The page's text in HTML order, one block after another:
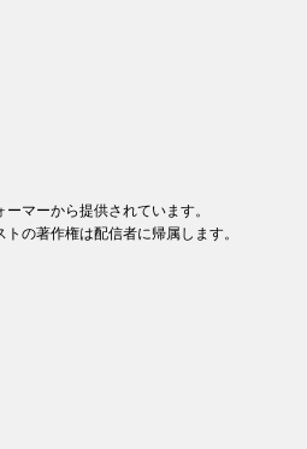
マーから提供されています。
の著作権は配信者に帰属します。